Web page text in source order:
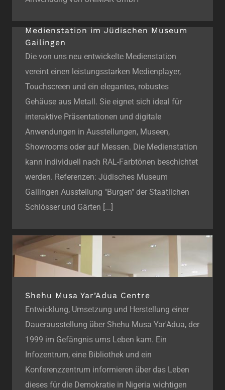
Medienstation im Jüdischen Museum
Gailingen
Die von uns neu entwickelte Medienstation
vereint einen leistungsstarken Medienplayer,
Touchscreen und ein elegantes, robustes
Gehäuse aus Metall. Sie eignet sich ideal für
interaktive Präsentationen und digitale
Anwendungen in Ausstellungen, Museen,
Showrooms oder auf Messen. Die Medienstation
kann individuell nach RAL-Farbtönen beschichtet
werden. Referenzen: Jüdisches Museum
Gailingen Ausstellung "Burgen" der Staatlichen
Schlösser und Gärten [...]
Shehu Musa Yar’Adua Centre
Entwicklung, Umsetzung und Herstellung einer
Dauerausstellung über Shehu Musa Yar'Adua, der
1999 im Gefängnis ums Leben kam. Ein
Infozentrum, eine Bibliothek und ein
Konferenzzentrum informieren über das Leben
dieses für die Demokratie in Nigeria wichtigen